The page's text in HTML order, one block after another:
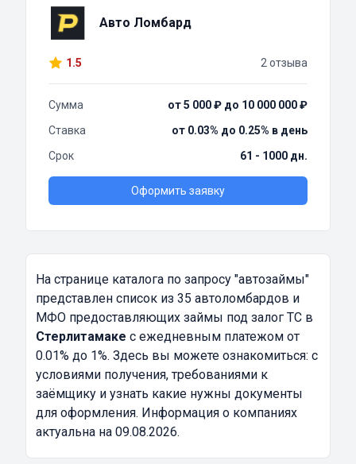
Авто Ломбард
1.5 2 отзыва
Сумма
от 5 000 ₽ до 10 000 000 ₽
Ставка
от 0.03% до 0.25% в день
Срок
61 - 1000 дн.
Оформить заявку
На странице каталога по запросу "автозаймы"
представлен список из 35 автоломбардов и
МФО предоставляющих займы под залог ТС в
Стерлитамаке с ежедневным платежом от
0.01% до 1%. Здесь вы можете ознакомиться: с
условиями получения, требованиями к
заёмщику и узнать какие нужны документы
для оформления. Информация о компаниях
актуальна на 09.08.2026.